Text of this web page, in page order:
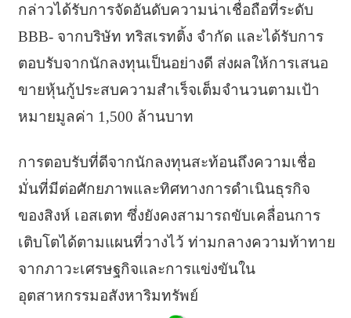
กล่าวได้รับการจัดอันดับความน่าเชื่อถือที่ระดับ
BBB- จากบริษัท ทริสเรทติ้ง จำกัด และได้รับการ
ตอบรับจากนักลงทุนเป็นอย่างดี ส่งผลให้การเสนอ
ขายหุ้นกู้ประสบความสำเร็จเต็มจำนวนตามเป้า
หมายมูลค่า 1,500 ล้านบาท
การตอบรับที่ดีจากนักลงทุนสะท้อนถึงความเชื่อ
มั่นที่มีต่อศักยภาพและทิศทางการดำเนินธุรกิจ
ของสิงห์ เอสเตท ซึ่งยังคงสามารถขับเคลื่อนการ
เติบโตได้ตามแผนที่วางไว้ ท่ามกลางความท้าทาย
จากภาวะเศรษฐกิจและการแข่งขันใน
อุตสาหกรรมอสังหาริมทรัพย์